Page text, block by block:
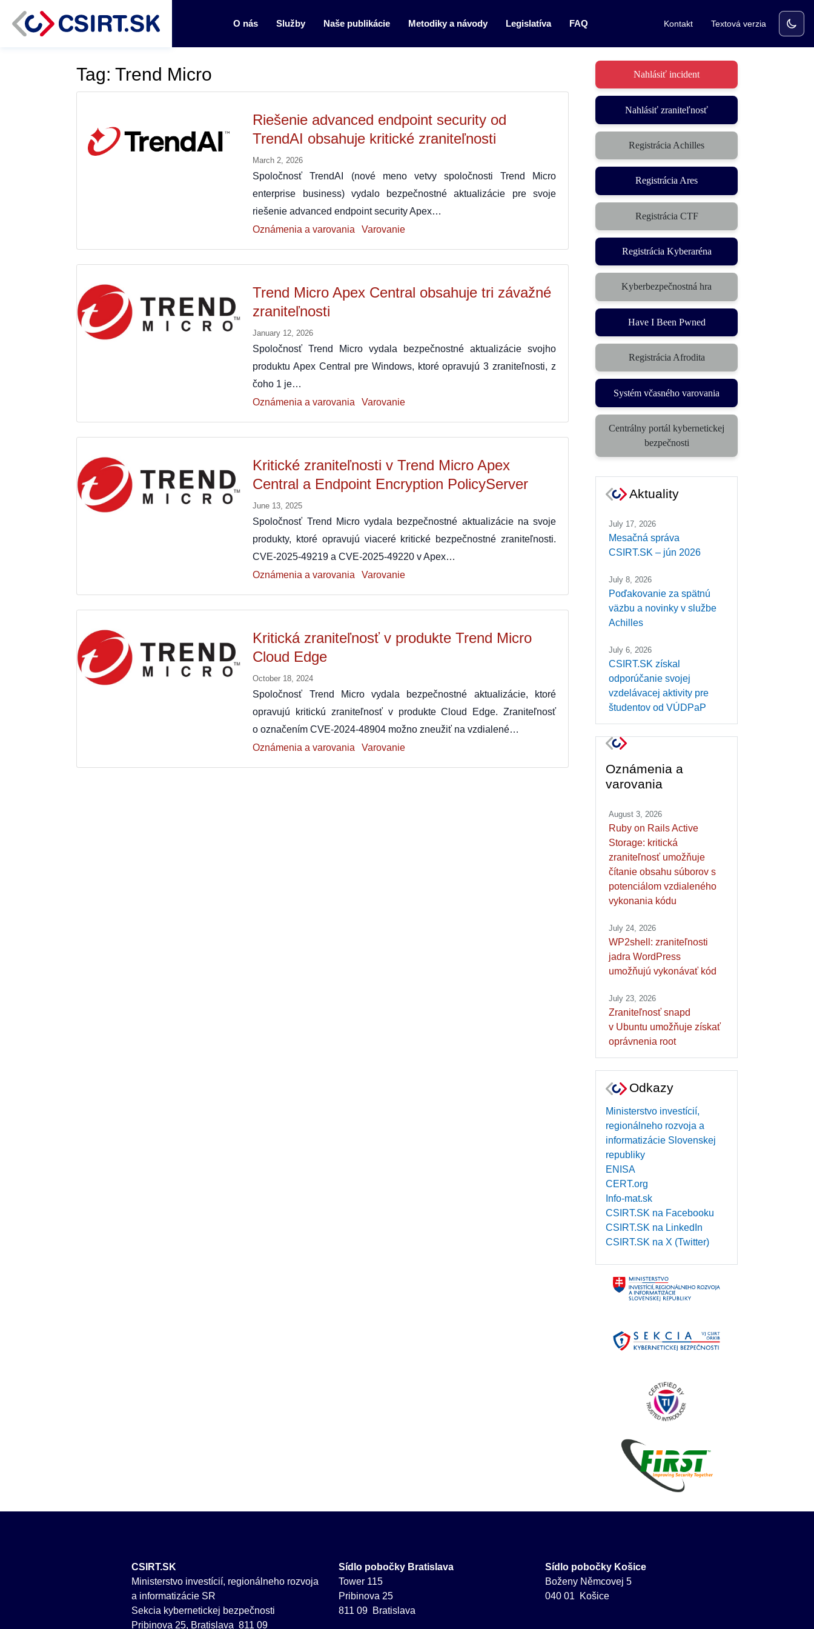
O nás Služby Naše publikácie Metodiky a návody Legislatíva FAQ Kontakt Textová verzia
Tag: Trend Micro
Riešenie advanced endpoint security od
TrendAI obsahuje kritické zraniteľnosti
March 2, 2026
Spoločnosť TrendAI (nové meno vetvy spoločnosti Trend Micro
enterprise business) vydalo bezpečnostné aktualizácie pre svoje
riešenie advanced endpoint security Apex…
Oznámenia a varovania
Varovanie
Trend Micro Apex Central obsahuje tri závažné
zraniteľnosti
January 12, 2026
Spoločnosť Trend Micro vydala bezpečnostné aktualizácie svojho
produktu Apex Central pre Windows, ktoré opravujú 3 zraniteľnosti, z
čoho 1 je…
Oznámenia a varovania
Varovanie
Kritické zraniteľnosti v Trend Micro Apex
Central a Endpoint Encryption PolicyServer
June 13, 2025
Spoločnosť Trend Micro vydala bezpečnostné aktualizácie na svoje
produkty, ktoré opravujú viaceré kritické bezpečnostné zraniteľnosti.
CVE-2025-49219 a CVE-2025-49220 v Apex…
Oznámenia a varovania
Varovanie
Kritická zraniteľnosť v produkte Trend Micro
Cloud Edge
October 18, 2024
Spoločnosť Trend Micro vydala bezpečnostné aktualizácie, ktoré
opravujú kritickú zraniteľnosť v produkte Cloud Edge. Zraniteľnosť
o označením CVE-2024-48904 možno zneužiť na vzdialené…
Oznámenia a varovania
Varovanie
Nahlásiť incident
Nahlásiť zraniteľnosť
Registrácia Achilles
Registrácia Ares
Registrácia CTF
(otvorí sa v novom okne)
Registrácia Kyberaréna
Kyberbezpečnostná hra
(otvorí sa v novom okne)
Have I Been Pwned
Registrácia Afrodita
Systém včasného varovania
(otvorí sa v novom okne)
Centrálny portál kybernetickej
bezpečnosti(otvorí sa v novom okne)
Aktuality
July 17, 2026
Mesačná správa
CSIRT.SK – jún 2026
July 8, 2026
Poďakovanie za spätnú
väzbu a novinky v službe
Achilles
July 6, 2026
CSIRT.SK získal
odporúčanie svojej
vzdelávacej aktivity pre
študentov od VÚDPaP
Oznámenia a
varovania
August 3, 2026
Ruby on Rails Active
Storage: kritická
zraniteľnosť umožňuje
čítanie obsahu súborov s
potenciálom vzdialeného
vykonania kódu
July 24, 2026
WP2shell: zraniteľnosti
jadra WordPress
umožňujú vykonávať kód
July 23, 2026
Zraniteľnosť snapd
v Ubuntu umožňuje získať
oprávnenia root
Odkazy
Ministerstvo investícií,
regionálneho rozvoja a
informatizácie Slovenskej
republiky
ENISA
CERT.org
Info-mat.sk
CSIRT.SK na Facebooku
CSIRT.SK na LinkedIn
CSIRT.SK na X (Twitter)
CSIRT.SK
Ministerstvo investícií, regionálneho rozvoja
a informatizácie SR
Sekcia kybernetickej bezpečnosti
Pribinova 25, Bratislava 811 09
Sídlo pobočky Bratislava
Tower 115
Pribinova 25
811 09 Bratislava
Sídlo pobočky Košice
Boženy Němcovej 5
040 01 Košice